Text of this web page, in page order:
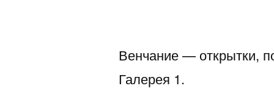
Венчание — открытки,
Галерея 1.